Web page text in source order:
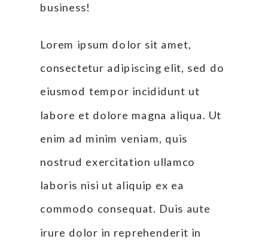
business!
Lorem ipsum dolor sit amet,
consectetur adipiscing elit, sed do
eiusmod tempor incididunt ut
labore et dolore magna aliqua. Ut
enim ad minim veniam, quis
nostrud exercitation ullamco
laboris nisi ut aliquip ex ea
commodo consequat. Duis aute
irure dolor in reprehenderit in